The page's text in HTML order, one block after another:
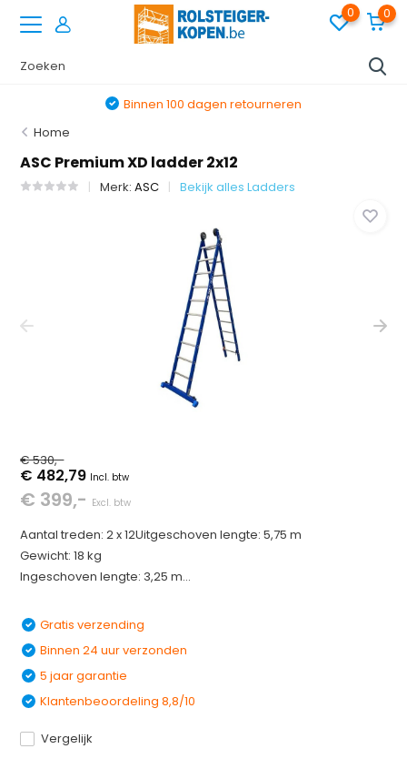
0 0
Binnen 100 dagen retourneren
Home
ASC Premium XD ladder 2x12
Merk:ASC Bekijk alles Ladders
€ 530,-
€ 482,79 Incl. btw
€ 399,- Excl. btw
Aantal treden: 2 x 12Uitgeschoven lengte: 5,75 m
Gewicht: 18 kg
Ingeschoven lengte: 3,25 m...
Gratis verzending
Binnen 24 uur verzonden
5 jaar garantie
Klantenbeoordeling 8,8/10
Vergelijk